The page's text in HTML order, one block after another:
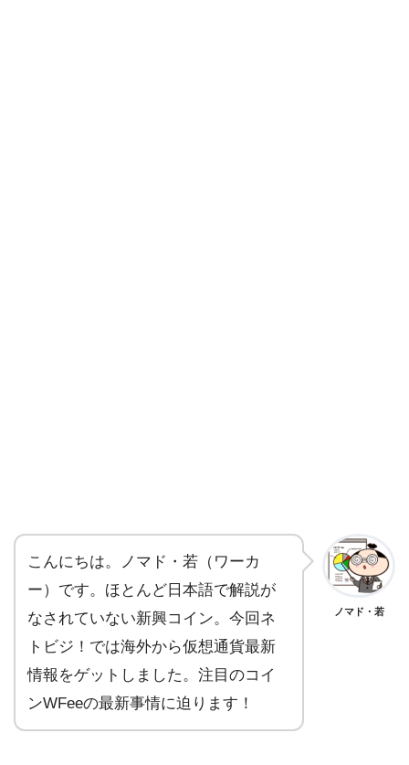
こんにちは。ノマド・若（ワーカ
ー）です。ほとんど日本語で解説が
なされていない新興コイン。今回ネ
トビジ！では海外から仮想通貨最新
情報をゲットしました。注目のコイ
ンWFeeの最新事情に迫ります！
ノマド・若